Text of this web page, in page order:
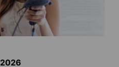
2026